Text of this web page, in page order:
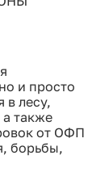
и просто
в лесу,
также
от ОФП
борьбы,